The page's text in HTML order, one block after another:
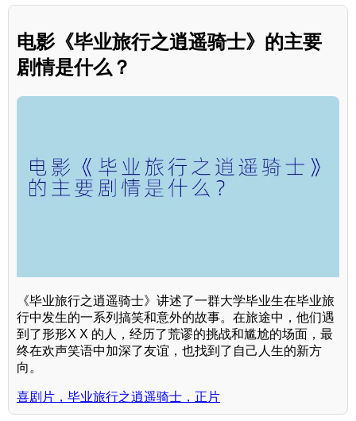
电影《毕业旅行之逍遥骑士》的主要
剧情是什么？
《毕业旅行之逍遥骑士》讲述了一群大学毕业生在毕业旅
行中发生的一系列搞笑和意外的故事。在旅途中，他们遇
到了形形X X 的人，经历了荒谬的挑战和尴尬的场面，最
终在欢声笑语中加深了友谊，也找到了自己人生的新方
向。
喜剧片，毕业旅行之逍遥骑士，正片